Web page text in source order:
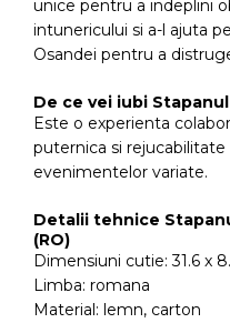
unice pentru a indeplini
intunericului si a-l ajuta
Osandei pentru a
De ce vei iubi
Este o experienta
puternica si
evenimentelor variate.
Detalii tehnice
(RO)
Dimensiuni cutie: 31.6 x
Limba: romana
Material: lemn, carton